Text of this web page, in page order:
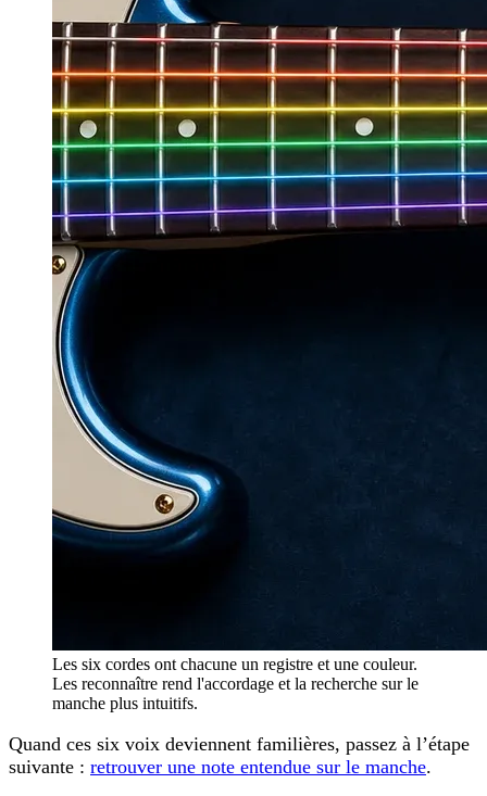
Les six cordes ont chacune un registre et une couleur.
Les reconnaître rend l'accordage et la recherche sur le
manche plus intuitifs.
Quand ces six voix deviennent familières, passez à l’étape
suivante : retrouver une note entendue sur le manche.